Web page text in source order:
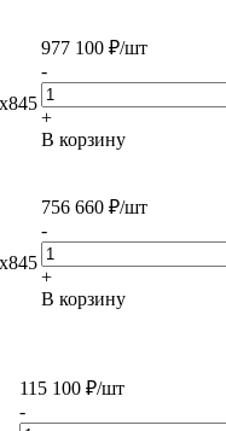
977 100 ₽/шт
-
+
В корзину
756 660 ₽/шт
-
+
В корзину
115 100 ₽/шт
-